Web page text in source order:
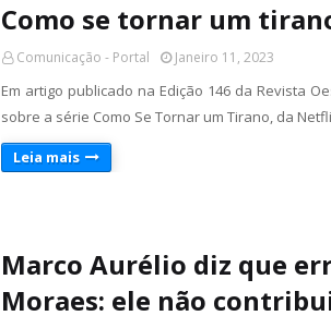
Como se tornar um
Comunicação - Portal Janeiro 11, 2023
Em artigo publicado na Edição 146 da Revista
sobre a série Como Se Tornar um Tirano, da
Leia mais
Marco Aurélio diz que
Moraes: ele não